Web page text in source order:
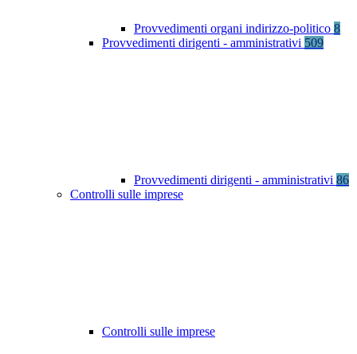
Provvedimenti organi indirizzo-politico 8
Provvedimenti dirigenti - amministrativi 509
Provvedimenti dirigenti - amministrativi 86
Controlli sulle imprese
Controlli sulle imprese